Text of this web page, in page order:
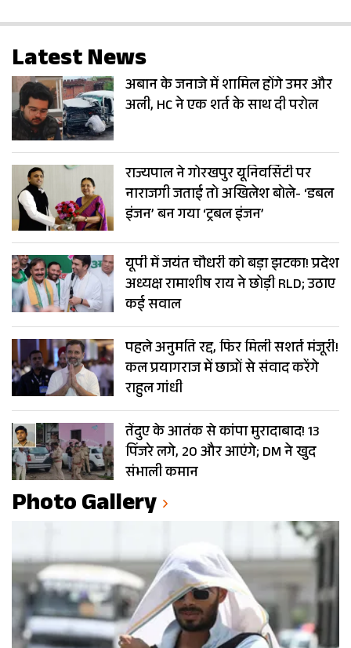
Latest News
अबान के जनाजे में शामिल होंगे उमर और
अली, HC ने एक शर्त के साथ दी परोल
राज्यपाल ने गोरखपुर यूनिवर्सिटी पर
नाराजगी जताई तो अखिलेश बोले- ‘डबल
इंजन’ बन गया ‘ट्रबल इंजन’
यूपी में जयंत चौधरी को बड़ा झटका! प्रदेश
अध्यक्ष रामाशीष राय ने छोड़ी RLD; उठाए
कई सवाल
पहले अनुमति रद्द, फिर मिली सशर्त मंजूरी!
कल प्रयागराज में छात्रों से संवाद करेंगे
राहुल गांधी
तेंदुए के आतंक से कांपा मुरादाबाद! 13
पिंजरे लगे, 20 और आएंगे; DM ने खुद
संभाली कमान
Photo Gallery